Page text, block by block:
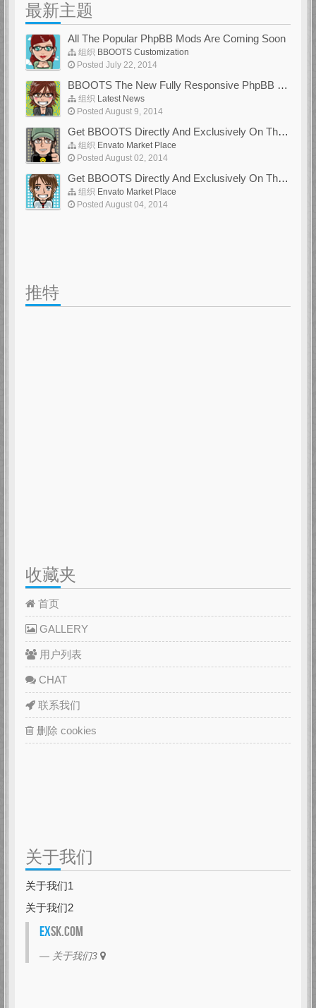
最新主题
All The Popular PhpBB Mods Are Coming Soon
组织 BBOOTS Customization
Posted July 22, 2014
BBOOTS The New Fully Responsive PhpBB Theme
组织 Latest News
Posted August 9, 2014
Get BBOOTS Directly And Exclusively On ThemeForest
组织 Envato Market Place
Posted August 02, 2014
Get BBOOTS Directly And Exclusively On ThemeForest
组织 Envato Market Place
Posted August 04, 2014
推特
收藏夹
首页
GALLERY
用户列表
CHAT
联系我们
删除 cookies
关于我们
关于我们1
关于我们2
EXSK.com
关于我们3